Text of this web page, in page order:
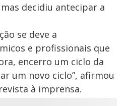
decidiu antecipar a
se deve a
e profissionais que
encerro um ciclo da
um novo ciclo”, afirmou
à imprensa.